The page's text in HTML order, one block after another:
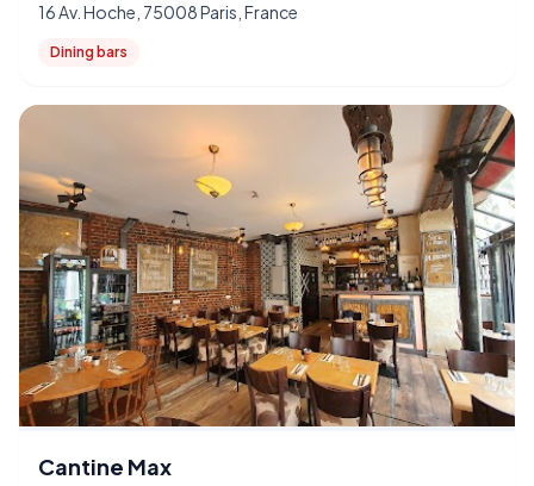
16 Av. Hoche, 75008 Paris, France
Dining bars
Cantine Max